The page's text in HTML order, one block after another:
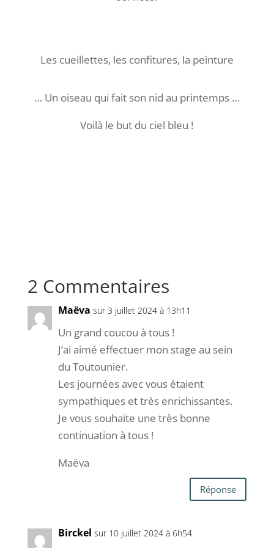
Les cueillettes, les confitures, la peinture
… Un oiseau qui fait son nid au printemps …
Voilà le but du ciel bleu !
2 Commentaires
Maëva sur 3 juillet 2024 à 13h11
Un grand coucou à tous !
J’ai aimé effectuer mon stage au sein
du Toutounier.
Les journées avec vous étaient
sympathiques et très enrichissantes.
Je vous souhaite une très bonne
continuation à tous !
Maëva
Réponse
Birckel sur 10 juillet 2024 à 6h54